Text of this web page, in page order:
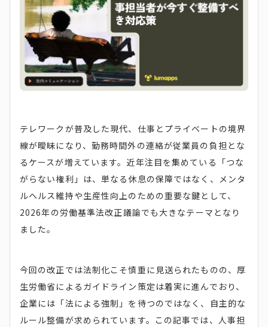
テレワークが普及した現代、仕事とプライベートの境界
線が曖昧になり、勤務時間外の連絡が従業員の負担とな
るケースが増えています。近年注目を集めている「つな
がらない権利」は、単なる休息の保障ではなく、メンタ
ルヘルス維持や生産性向上のための重要な鍵として、
2026年の労働基準法改正議論でも大きなテーマとなり
ました。
今回の改正では法制化こそ慎重に見送られたものの、厚
生労働省によるガイドライン策定は着実に進んでおり、
企業には「法による強制」を待つのではなく、自主的な
ルール整備が求められています。この記事では、人事担